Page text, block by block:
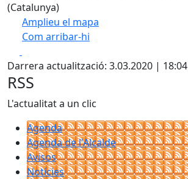
(Catalunya)
Amplieu el mapa
Com arribar-hi
+
−
Darrera actualització: 3.03.2020 | 18:04
RSS
L'actualitat a un clic
Agenda
Agenda de l'Alcalde
Avisos
Notícies